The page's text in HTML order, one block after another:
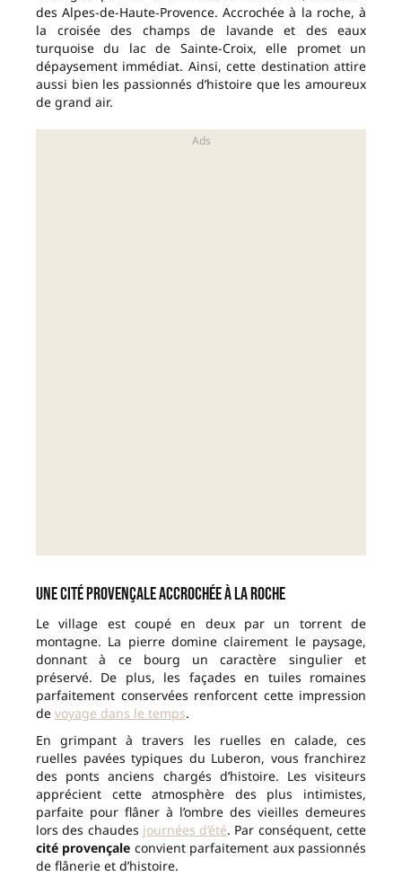
des Alpes-de-Haute-Provence. Accrochée à la roche, à
la croisée des champs de lavande et des eaux
turquoise du lac de Sainte-Croix, elle promet un
dépaysement immédiat. Ainsi, cette destination attire
aussi bien les passionnés d’histoire que les amoureux
de grand air.
Une cité provençale accrochée à la roche
Le village est coupé en deux par un torrent de
montagne. La pierre domine clairement le paysage,
donnant à ce bourg un caractère singulier et
préservé. De plus, les façades en tuiles romaines
parfaitement conservées renforcent cette impression
de voyage dans le temps.
En grimpant à travers les ruelles en calade, ces
ruelles pavées typiques du Luberon, vous franchirez
des ponts anciens chargés d’histoire. Les visiteurs
apprécient cette atmosphère des plus intimistes,
parfaite pour flâner à l’ombre des vieilles demeures
lors des chaudes journées d’été. Par conséquent, cette
cité provençale convient parfaitement aux passionnés
de flânerie et d’histoire.